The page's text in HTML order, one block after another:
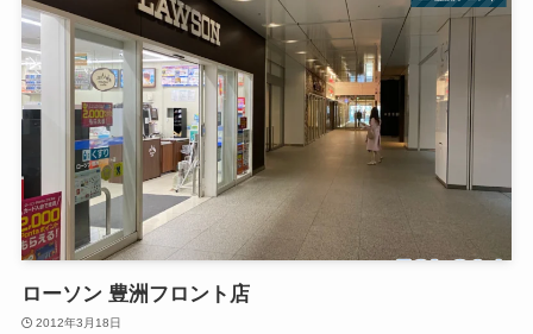
ローソン 豊洲フロント店
2012年3月18日